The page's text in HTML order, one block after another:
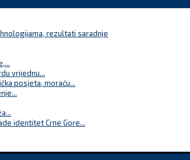
rezultati saradnje
vrijednu...
posjeta, moraću...
identitet Crne Gore...